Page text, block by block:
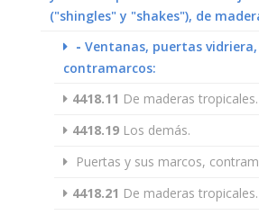
("shingles" y "shakes"), de
- Ventanas, puertas
contramarcos:
4418.11 De maderas tropicales.
4418.19 Los demás.
Puertas y sus marcos,
4418.21 De maderas tropicales.